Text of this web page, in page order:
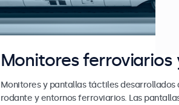
Monitores
Monitores y pantallas táctiles desarrollados
rodante y entornos ferroviarios. Las